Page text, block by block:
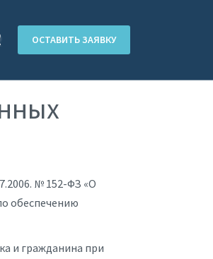
ОСТАВИТЬ ЗАЯВКУ
№ 152-ФЗ «О
обеспечению
и гражданина при